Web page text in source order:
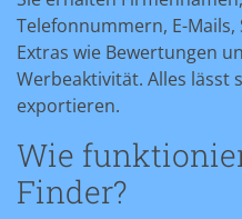
Telefonnummern, E-
Extras wie Bewertungen
Werbeaktivität. Alles lässt
exportieren.
Wie
Finder?